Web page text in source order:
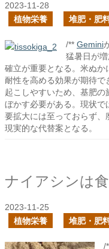
2023-11-28
植物栄養
堆肥・肥
/** Gemini
猛暑日が
確立が重要となる。米ぬか
耐性を高める効果が期待
起こしやすいため、基肥
ぼかす必要がある。現状
要拡大には至っておらず
現実的な代替案となる。
2023-11-25
植物栄養
堆肥・肥
/